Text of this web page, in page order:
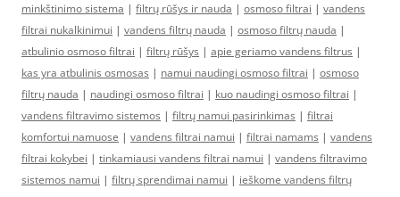
minkštinimo sistema | filtrų rūšys ir nauda | osmoso filtrai | vandens
filtrai nukalkinimui | vandens filtrų nauda | osmoso filtrų nauda |
atbulinio osmoso filtrai | filtrų rūšys | apie geriamo vandens filtrus |
kas yra atbulinis osmosas | namui naudingi osmoso filtrai | osmoso
filtrų nauda | naudingi osmoso filtrai | kuo naudingi osmoso filtrai |
vandens filtravimo sistemos | filtrų namui pasirinkimas | filtrai
komfortui namuose | vandens filtrai namui | filtrai namams | vandens
filtrai kokybei | tinkamiausi vandens filtrai namui | vandens filtravimo
sistemos namui | filtrų sprendimai namui | ieškome vandens filtrų